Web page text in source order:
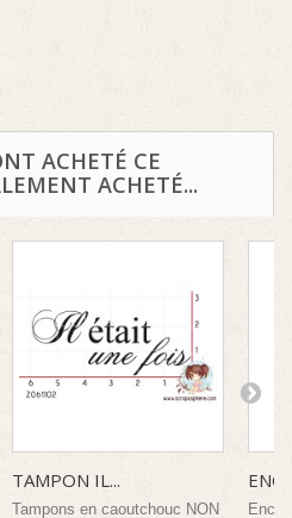
ACHETÉ CE
ACHETÉ...
TAMPON IL...
Tampons en caoutchouc NON